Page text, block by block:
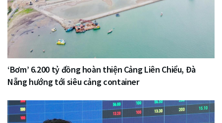
‘Bơm’ 6.200 tỷ đồng hoàn thiện Cảng Liên Chiểu, Đà
Nẵng hướng tới siêu cảng container